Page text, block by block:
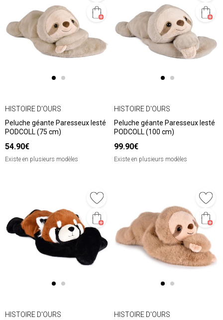
HISTOIRE D'OURS
Peluche géante Paresseux lesté
PODCOLL (75 cm)
54.90€
Existe en plusieurs modèles
HISTOIRE D'OURS
Peluche géante Paresseux lesté
PODCOLL (100 cm)
99.90€
Existe en plusieurs modèles
HISTOIRE D'OURS
HISTOIRE D'OURS